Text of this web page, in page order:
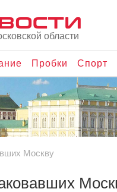
области
Пробки Спорт
Москву